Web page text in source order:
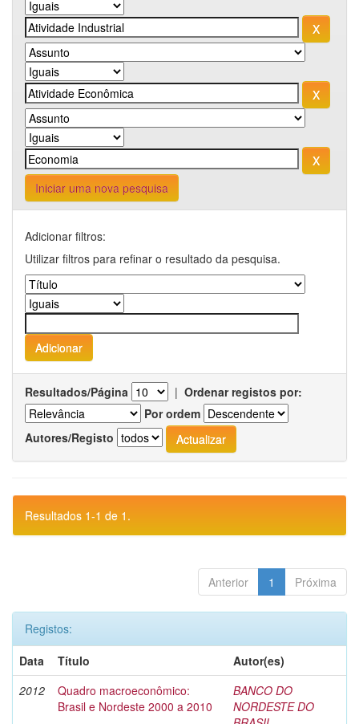
Iniciar uma nova pesquisa
Adicionar filtros:
Utilizar filtros para refinar o resultado da pesquisa.
Resultados/Página | Ordenar registos por:
Por ordem
Autores/Registo
Resultados 1-1 de 1.
Anterior 1 Próxima
Registos:
Data
Título
Autor(es)
2012
Quadro macroeconômico:
Brasil e Nordeste 2000 a 2010
BANCO DO
NORDESTE DO